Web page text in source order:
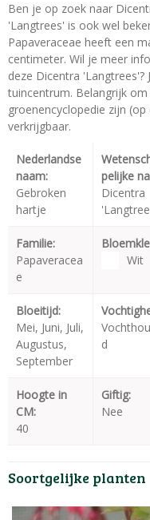
Ben je op zoek naar
'Langtrees' is ook wel
Papaveraceae heeft een
centimeter. Wil je meer
deze Dicentra
tuincentrum. Belangrijk
groenencyclopedie zijn
verkrijgbaar.
Nederlandse
naam:
Gebroken
hartje
pelijke
Dicentra
Familie:
Papaveracea
e
Wit
Bloeitijd:
Mei, Juni, Juli,
Augustus,
September
d
Hoogte in
CM:
40
Giftig:
Nee
Soortgelijke planten